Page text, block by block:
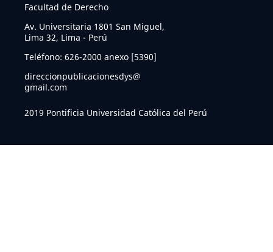
Facultad de Derecho
Av. Universitaria 1801 San Miguel,
Lima 32, Lima - Perú
Teléfono: 626-2000 anexo [5390]
direccionpublicacionesdys@
gmail.com
2019 Pontificia Universidad Católica del Perú